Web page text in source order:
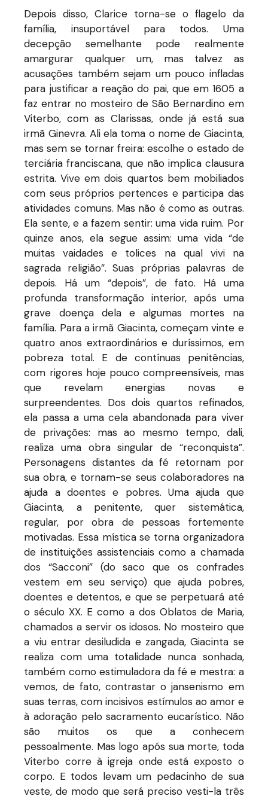
Depois disso, Clarice torna-se o flagelo da
família, insuportável para todos. Uma
decepção semelhante pode realmente
amargurar qualquer um, mas talvez as
acusações também sejam um pouco infladas
para justificar a reação do pai, que em 1605 a
faz entrar no mosteiro de São Bernardino em
Viterbo, com as Clarissas, onde já está sua
irmã Ginevra. Ali ela toma o nome de Giacinta,
mas sem se tornar freira: escolhe o estado de
terciária franciscana, que não implica clausura
estrita. Vive em dois quartos bem mobiliados
com seus próprios pertences e participa das
atividades comuns. Mas não é como as outras.
Ela sente, e a fazem sentir: uma vida ruim. Por
quinze anos, ela segue assim: uma vida “de
muitas vaidades e tolices na qual vivi na
sagrada religião”. Suas próprias palavras de
depois. Há um “depois”, de fato. Há uma
profunda transformação interior, após uma
grave doença dela e algumas mortes na
família. Para a irmã Giacinta, começam vinte e
quatro anos extraordinários e duríssimos, em
pobreza total. E de contínuas penitências,
com rigores hoje pouco compreensíveis, mas
que revelam energias novas e
surpreendentes. Dos dois quartos refinados,
ela passa a uma cela abandonada para viver
de privações: mas ao mesmo tempo, dali,
realiza uma obra singular de “reconquista”.
Personagens distantes da fé retornam por
sua obra, e tornam-se seus colaboradores na
ajuda a doentes e pobres. Uma ajuda que
Giacinta, a penitente, quer sistemática,
regular, por obra de pessoas fortemente
motivadas. Essa mística se torna organizadora
de instituições assistenciais como a chamada
dos “Sacconi” (do saco que os confrades
vestem em seu serviço) que ajuda pobres,
doentes e detentos, e que se perpetuará até
o século XX. E como a dos Oblatos de Maria,
chamados a servir os idosos. No mosteiro que
a viu entrar desiludida e zangada, Giacinta se
realiza com uma totalidade nunca sonhada,
também como estimuladora da fé e mestra: a
vemos, de fato, contrastar o jansenismo em
suas terras, com incisivos estímulos ao amor e
à adoração pelo sacramento eucarístico. Não
são muitos os que a conhecem
pessoalmente. Mas logo após sua morte, toda
Viterbo corre à igreja onde está exposto o
corpo. E todos levam um pedacinho de sua
veste, de modo que será preciso vesti-la três